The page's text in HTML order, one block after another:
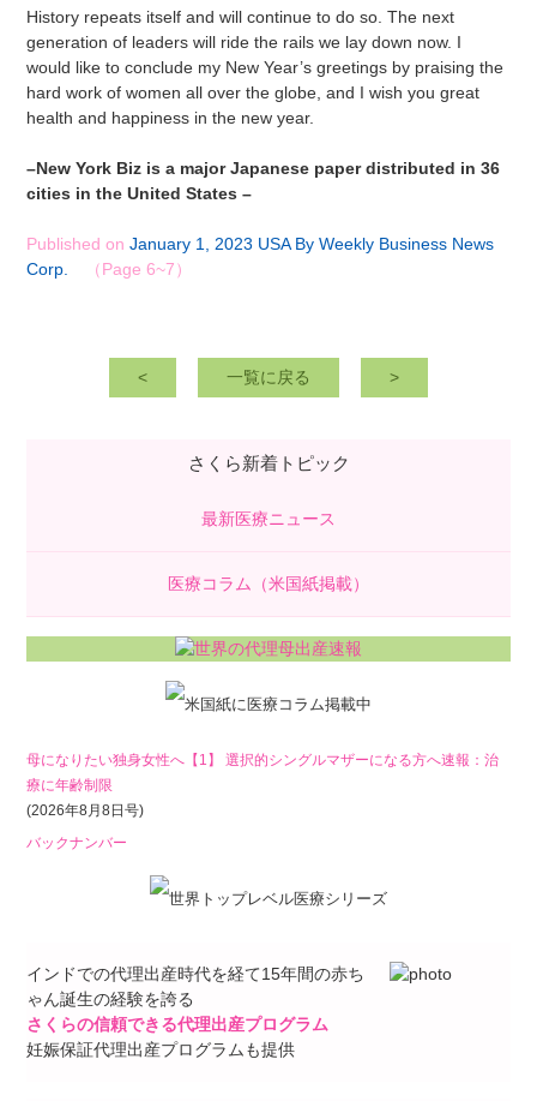
History repeats itself and will continue to do so. The next
generation of leaders will ride the rails we lay down now. I
would like to conclude my New Year’s greetings by praising the
hard work of women all over the globe, and I wish you great
health and happiness in the new year.
–New York Biz is a major Japanese paper distributed in 36
cities in the United States –
Published onJanuary 1, 2023 USA By Weekly Business News
Corp.
（Page 6~7）
< 一覧に戻る >
さくら新着トピック
最新医療ニュース
医療コラム（米国紙掲載）
母になりたい独身女性へ【1】 選択的シングルマザーになる方へ速報：治
療に年齢制限
(2026年8月8日号)
バックナンバー
インドでの代理出産時代を経て15年間の赤ち
ゃん誕生の経験を誇る
さくらの信頼できる代理出産プログラム
妊娠保証代理出産プログラムも提供